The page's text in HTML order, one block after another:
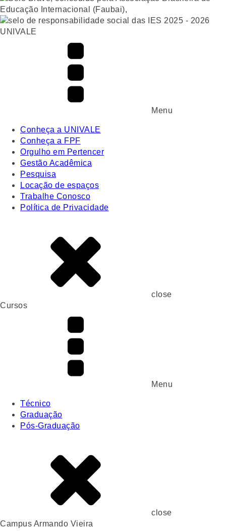
UNIVALE
Menu
Conheça a UNIVALE
Conheça a FPF
Orgulho em Pertencer
Gestão Acadêmica
Pesquisa
Locação de espaços
Trabalhe Conosco
Política de Privacidade
close
Cursos
Menu
Técnico
Graduação
Pós-Graduação
close
Campus Armando Vieira